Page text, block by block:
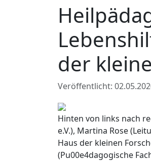
der
Veröffentlicht:
Hinten von links nach
e.V.), Martina Rose
Haus der kleinen
(Pu00e4dagogische